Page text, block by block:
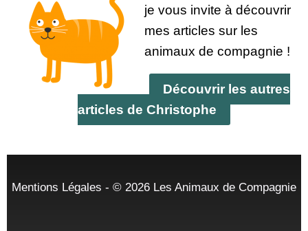
je vous invite à découvrir
mes articles sur les
animaux de compagnie !
Découvrir les autres
articles de Christophe
Mentions Légales - © 2026 Les Animaux de Compagnie